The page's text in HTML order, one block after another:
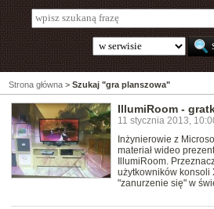
Strona główna > Szukaj "gra planszowa"
IllumiRoom -
11 stycznia 2013,
Inżynierowie z
materiał wideo
IllumiRoom.
użytkowników konsoli
"zanurzenie się" w